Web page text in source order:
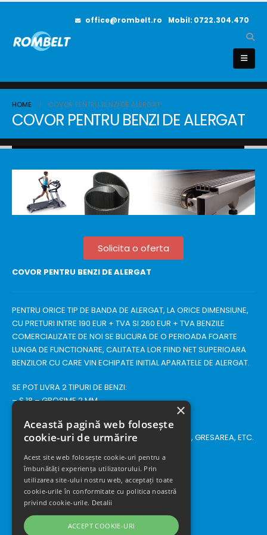
office@rombelt.ro Mobil: 0722.304.470
HOME COVOR PENTRU BENZI DE ALERGAT
COVOR PENTRU BENZI DE ALERGAT
Solicita o oferta
COVOR PENTRU BENZI DE ALERGAT
PENTRU ORICE TIP DE BANDA DE ALERGAT, LA ORICE DIMENSIUNE,
CU PRETURI INTRE 190 EUR + TVA SI 260 EUR + TVA BENZILE
COMERCIALIZATE DE NOI SE BUCURA DE O PERIOADA FOARTE
LUNGA DE FUNCTIONARE, CALITATEA LOR FIIND NET SUPERIOARA
BENZILOR CU CARE VIN ECHIPATE INITIAL APARATELE DE ALERGAT.
SE POT LIVRA 2 TIPURI DE BENZI:
– S 18 – GROSIME 2 MM
LA CERERE, SE POATE ASIGURA SI MONTAJUL LOR, GRESAREA, ETC.
Această pagină web folosește
cookie-uri de urmărire
Acest site web folosește cookie-uri pentru a
îmbunătăți experiența utilizatorului. Prin
utilizarea site-ului nostru web, acceptați toate
cookie-urile în conformitate cu politica noastră
privind cookie-urile. Detalii
ACCEPT COOKIE-URI
×